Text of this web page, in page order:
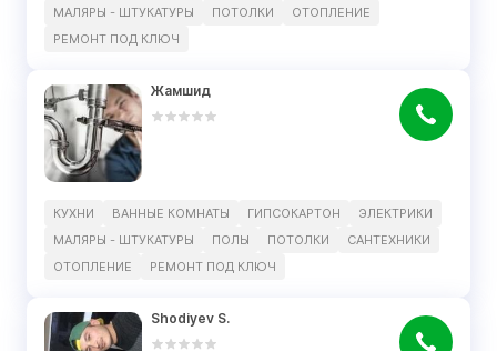
МАЛЯРЫ - ШТУКАТУРЫ
ПОТОЛКИ
ОТОПЛЕНИЕ
РЕМОНТ ПОД КЛЮЧ
Жамшид
КУХНИ ВАННЫЕ КОМНАТЫ ГИПСОКАРТОН
ЭЛЕКТРИКИ
МАЛЯРЫ - ШТУКАТУРЫ
ПОЛЫ ПОТОЛКИ
САНТЕХНИКИ
ОТОПЛЕНИЕ
РЕМОНТ ПОД КЛЮЧ
Shodiyev S.